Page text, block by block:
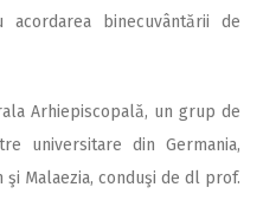
binecuvântării de
Arhiepiscopală, un grup de
universitare din Germania,
şi Malaezia, conduşi de dl prof.